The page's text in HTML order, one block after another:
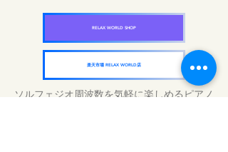
RELAX WORLD SHOP
楽天市場 RELAX WORLD店
ソルフェジオ周波数を気軽に楽しめるピアノ